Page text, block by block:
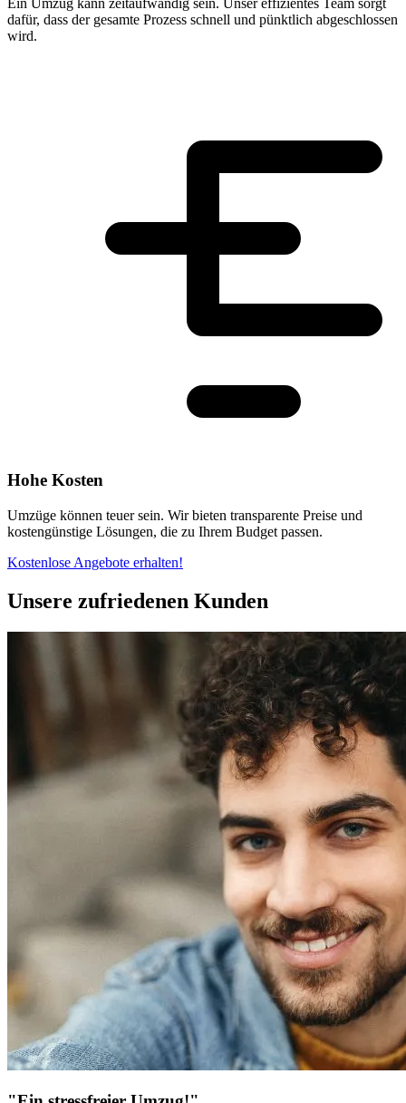
dafür, dass der gesamte Prozess schnell und pünktlich abgeschlossen
wird.
Hohe Kosten
Umzüge können teuer sein. Wir bieten transparente Preise und
kostengünstige Lösungen, die zu Ihrem Budget passen.
Kostenlose Angebote erhalten!
Unsere zufriedenen Kunden